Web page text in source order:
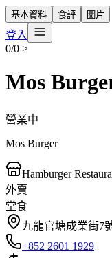
基本資料 食評 圖片
登入
0/0 >
Mos
營業中
Mos Burger
Hamburger
外賣
堂食
九龍官塘成業街7
+852 2601 1929